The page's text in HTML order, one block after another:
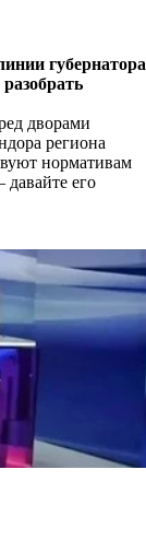
губернатора
дворами
региона
нормативам
его